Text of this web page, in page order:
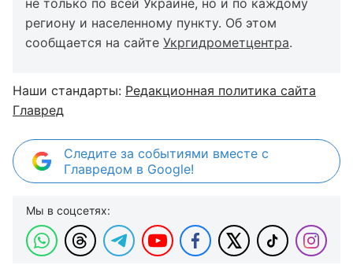
не только по всей Украине, но и по каждому
региону и населенному пункту. Об этом
сообщается на сайте Укргидрометцентра.
Наши стандарты: Редакционная политика сайта
Главред
Следите за событиями вместе с
Главредом в Google!
Мы в соцсетях: